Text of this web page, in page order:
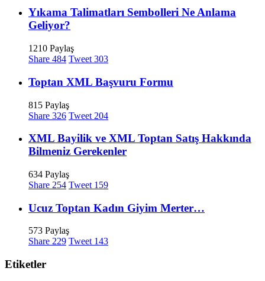
Yıkama Talimatları Sembolleri Ne Anlama
Geliyor?
1210 Paylaş
Share 484 Tweet 303
Toptan XML Başvuru Formu
815 Paylaş
Share 326 Tweet 204
XML Bayilik ve XML Toptan Satış Hakkında
Bilmeniz Gerekenler
634 Paylaş
Share 254 Tweet 159
Ucuz Toptan Kadın Giyim Merter…
573 Paylaş
Share 229 Tweet 143
Etiketler